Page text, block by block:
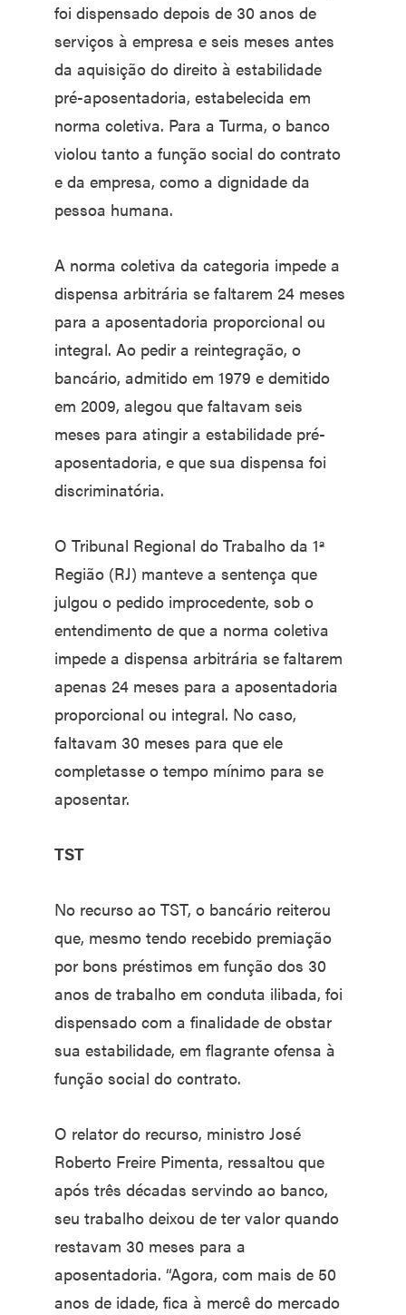
foi dispensado depois de 30 anos de
serviços à empresa e seis meses antes
da aquisição do direito à estabilidade
pré-aposentadoria, estabelecida em
norma coletiva. Para a Turma, o banco
violou tanto a função social do contrato
e da empresa, como a dignidade da
pessoa humana.
A norma coletiva da categoria impede a
dispensa arbitrária se faltarem 24 meses
para a aposentadoria proporcional ou
integral. Ao pedir a reintegração, o
bancário, admitido em 1979 e demitido
em 2009, alegou que faltavam seis
meses para atingir a estabilidade pré-
aposentadoria, e que sua dispensa foi
discriminatória.
O Tribunal Regional do Trabalho da 1ª
Região (RJ) manteve a sentença que
julgou o pedido improcedente, sob o
entendimento de que a norma coletiva
impede a dispensa arbitrária se faltarem
apenas 24 meses para a aposentadoria
proporcional ou integral. No caso,
faltavam 30 meses para que ele
completasse o tempo mínimo para se
aposentar.
TST
No recurso ao TST, o bancário reiterou
que, mesmo tendo recebido premiação
por bons préstimos em função dos 30
anos de trabalho em conduta ilibada, foi
dispensado com a finalidade de obstar
sua estabilidade, em flagrante ofensa à
função social do contrato.
O relator do recurso, ministro José
Roberto Freire Pimenta, ressaltou que
após três décadas servindo ao banco,
seu trabalho deixou de ter valor quando
restavam 30 meses para a
aposentadoria. “Agora, com mais de 50
anos de idade, fica à mercê do mercado